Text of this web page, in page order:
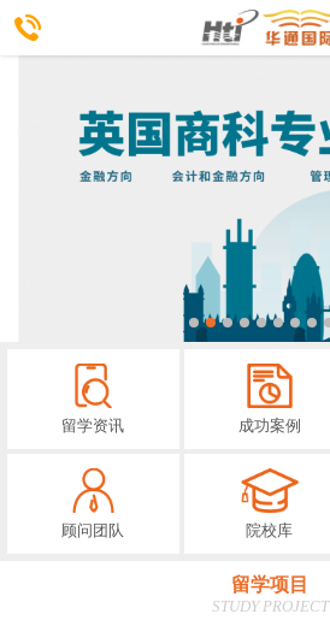
留学资讯 成功案例
顾问团队 院校库
留学项目
STUDY PROJECT